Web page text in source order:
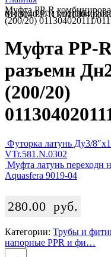
Муфта PP-R
(200/20) 011304020111/
Муфта PP-R комбинированн разъемн Дн20х1/2″ ВР (200/20) 011304020111/
Муфта PP-
разъемн
(200/20)
Футорка латунь Ду3/
VTr.581.N.0302
Муфта латунь переходн
Aquasfera 9019-04
280.00 руб.
Категории: Трубы и
напорные PPR и фи…